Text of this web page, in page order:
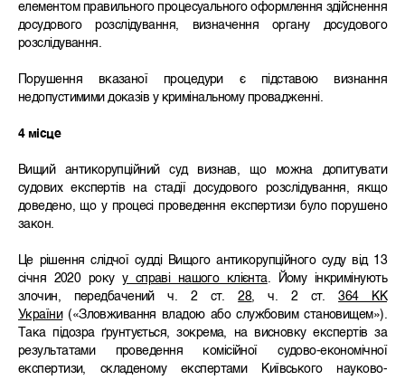
елементом правильного процесуального оформлення здійснення
досудового розслідування, визначення органу досудового
розслідування.
Порушення вказаної процедури є підставою визнання
недопустимими доказів у кримінальному провадженні.
4 місце
Вищий антикорупційний суд визнав, що можна допитувати
судових експертів на стадії досудового розслідування, якщо
доведено, що у процесі проведення експертизи було порушено
закон.
Це рішення слідчої судді Вищого антикорупційного суду від 13
січня 2020 року у справі нашого клієнта. Йому інкримінують
злочин, передбачений ч. 2 ст.28, ч. 2 ст.364 КК
України(«Зловживання владою або службовим становищем»).
Така підозра ґрунтується, зокрема, на висновку експертів за
результатами проведення комісійної судово-економічної
експертизи, складеному експертами Київського науково-